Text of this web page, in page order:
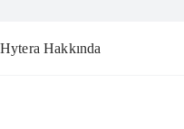
Hytera Hakkında